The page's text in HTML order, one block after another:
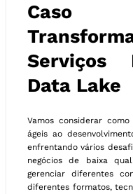
Serviços
Data Lake
Vamos considerar
ágeis ao
enfrentando vários
negócios de baixa
gerenciar diferentes
diferentes formatos,